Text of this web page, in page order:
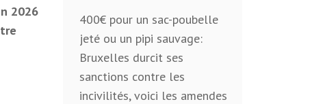
2026
400€ pour un sac-poubelle
jeté ou un pipi sauvage:
Bruxelles durcit ses
sanctions contre les
incivilités, voici les amendes